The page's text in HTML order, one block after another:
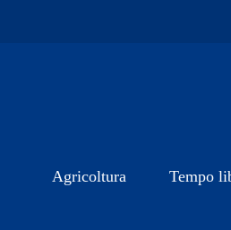
Agricoltura Tempo